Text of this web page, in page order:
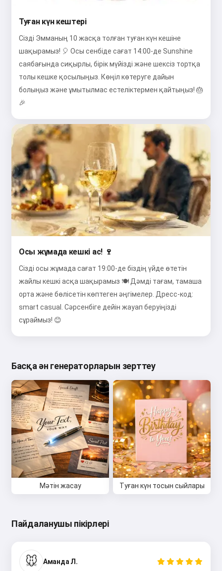
Туған күн кештері
Сізді Эмманың 10 жасқа толған туған күн кешіне
шақырамыз! 🎈 Осы сенбіде сағат 14:00-де Sunshine
саябағында сиқырлы, бірік мүйізді және шексіз тортқа
толы кешке қосылыңыз. Көңіл көтеруге дайын
болыңыз және ұмытылмас естеліктермен қайтыңыз! 🎂
🎉
Осы жұмада кешкі ас! 🍷
Сізді осы жұмада сағат 19:00-де біздің үйде өтетін
жайлы кешкі асқа шақырамыз 🍽️ Дәмді тағам, тамаша
орта және бөлісетін көптеген әңгімелер. Дресс-код:
smart casual. Сәрсенбіге дейін жауап беруіңізді
сұраймыз! 😊
Басқа ән генераторларын зерттеу
Мәтін жасау Туған күн тосын сыйлары
Пайдаланушы пікірлері
🐭 Аманда Л.